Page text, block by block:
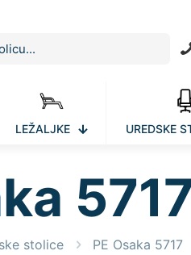
LEŽALJKE UREDSKE
5717
stolice PE Osaka 5717